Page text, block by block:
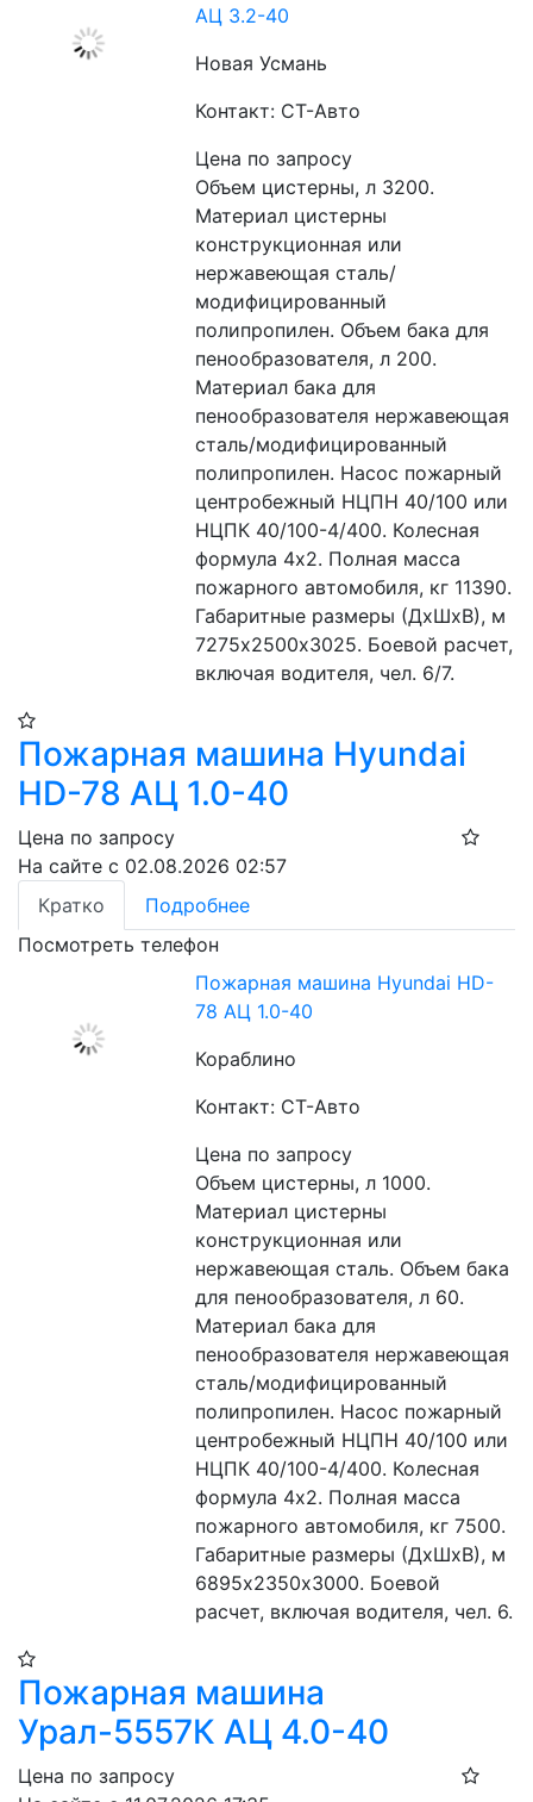
АЦ 3.2-40
Новая Усмань
Контакт: СТ-Авто
Цена по запросу
Объем цистерны, л 3200.
Материал цистерны
конструкционная или
нержавеющая сталь/
модифицированный
полипропилен. Объем бака для
пенообразователя, л 200.
Материал бака для
пенообразователя нержавеющая
сталь/модифицированный
полипропилен. Насос пожарный
центробежный НЦПН 40/100 или
НЦПК 40/100-4/400. Колесная
формула 4х2. Полная масса
пожарного автомобиля, кг 11390.
Габаритные размеры (ДхШхВ), м
7275х2500х3025. Боевой расчет,
включая водителя, чел. 6/7.
Пожарная машина Hyundai
HD-78 АЦ 1.0-40
Цена по запросу
На сайте с 02.08.2026 02:57
Кратко
Подробнее
Посмотреть телефон
Пожарная машина Hyundai HD-
78 АЦ 1.0-40
Кораблино
Контакт: СТ-Авто
Цена по запросу
Объем цистерны, л 1000.
Материал цистерны
конструкционная или
нержавеющая сталь. Объем бака
для пенообразователя, л 60.
Материал бака для
пенообразователя нержавеющая
сталь/модифицированный
полипропилен. Насос пожарный
центробежный НЦПН 40/100 или
НЦПК 40/100-4/400. Колесная
формула 4х2. Полная масса
пожарного автомобиля, кг 7500.
Габаритные размеры (ДхШхВ), м
6895х2350х3000. Боевой
расчет, включая водителя, чел. 6.
Пожарная машина
Урал-5557К АЦ 4.0-40
Цена по запросу